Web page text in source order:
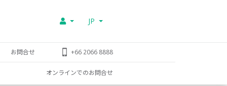
JP
お問合せ +66 2066 8888
オンラインでのお問合せ